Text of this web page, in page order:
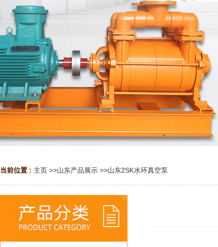
当前位置 : 主页 >>山东产品展示 >>山东2SK水环真空泵